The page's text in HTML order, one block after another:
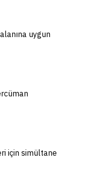
uygun
için simültane